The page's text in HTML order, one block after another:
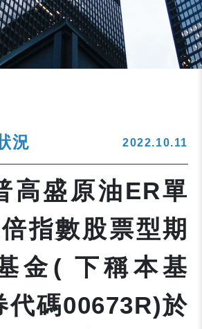
況 2022.10.11
高盛原油ER單
指數股票型期
金( 下稱本基
代碼00673R)於